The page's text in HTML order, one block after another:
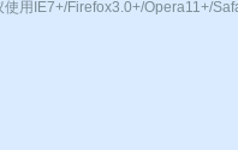
使用IE7+/Firefox3.0+/Opera11+/